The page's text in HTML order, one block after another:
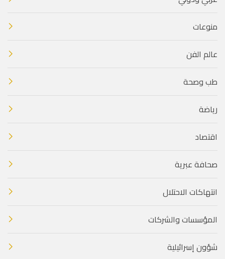
منوعات
عالم الفن
طب وصحة
رياضة
اقتصاد
صحافة عبرية
انتهاكات الاحتلال
المؤسسات والشركات
شؤون إسرائيلية